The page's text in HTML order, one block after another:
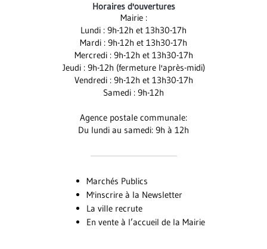
compte
Facebook
compte
Instagram
chaîne
Youtube
Horaires d'ouvertures
Mairie :
Lundi : 9h-12h et 13h30-17h
Mardi : 9h-12h et 13h30-17h
Mercredi : 9h-12h et 13h30-17h
Jeudi : 9h-12h (fermeture l'après-midi)
Vendredi : 9h-12h et 13h30-17h
Samedi : 9h-12h
Agence postale communale:
Du lundi au samedi: 9h à 12h
Marchés Publics
M'inscrire à la Newsletter
La ville recrute
En vente à l’accueil de la Mairie